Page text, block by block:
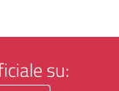
su: